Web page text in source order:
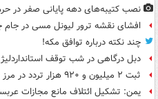
نصب کتیبه‌های دهه پایانی صفر در
افشای نقشه ترور لیونل مسی در جام
چند نکته درباره توافق مکه!
دبل درگاهی در شب توقف استانداردلیژ
ثبت ۲ میلیون و ۹۲۰ هزار تردد در مرز مهران طی ایام اربعین
یمن: تشکیل ائتلاف مانع مجازات